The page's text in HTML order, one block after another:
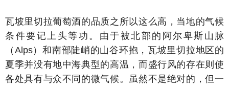
瓦坡里切拉葡萄酒的品质之所以这么高，当地的气候
条件要记上头等功。由于被北部的阿尔卑斯山脉
（Alps）和南部陡峭的山谷环抱，瓦坡里切拉地区的
夏季并没有地中海典型的高温，而盛行风的存在则使
各处具有与众不同的微气候。虽然不是绝对的，但一